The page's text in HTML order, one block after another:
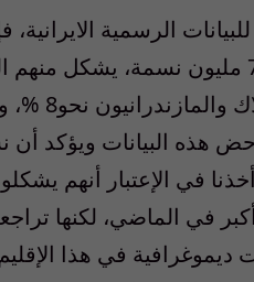
في الماضي، لكنها